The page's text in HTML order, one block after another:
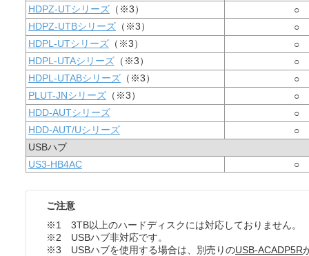
HDPZ-UTシリーズ （※3）
○
HDPZ-UTBシリーズ （※3）
○
HDPL-UTシリーズ （※3）
○
HDPL-UTAシリーズ （※3）
○
HDPL-UTABシリーズ （※3）
○
PLUT-JNシリーズ （※3）
○
HDD-AUTシリーズ
○
HDD-AUT/Uシリーズ
○
USBハブ
US3-HB4AC
○
ご注意
※1 3TB以上のハードディスクには対応しておりません。
※2 USBハブ非対応です。
※3 USBハブを使用する場合は、別売りのUSB-ACADP5R